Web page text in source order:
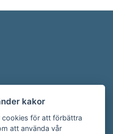
av
.
Mejla oss på
.
kakor
cookies för att förbättra
att använda vår